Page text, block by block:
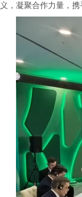
义，凝聚合作力量，